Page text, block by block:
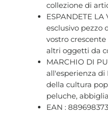
collezione di
ESPANDETE
esclusivo pezzo
vostro
altri oggetti da
MARCHIO DI
all'esperienza
della cultura
peluche,
EAN :